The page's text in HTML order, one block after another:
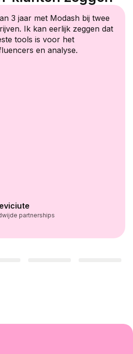
3 jaar met Modash bij twee
Ik kan eerlijk zeggen dat
tools is voor het
en analyse.
partnerships